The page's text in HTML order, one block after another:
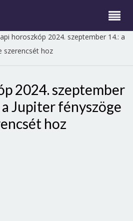
horoszkóp 2024. szeptember 14.: a
szerencsét hoz
2024. szeptember
a Jupiter fényszöge
hoz